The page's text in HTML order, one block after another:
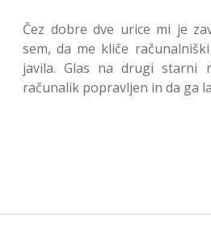
Čez dobre dve urice mi je
sem, da me kliče
javila. Glas na drugi starni
računalik popravljen in da ga